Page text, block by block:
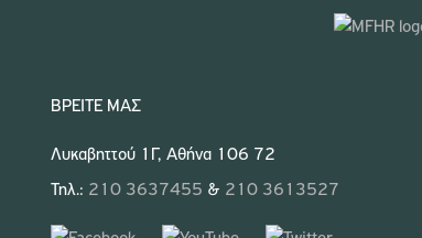
ΒΡΕΊΤΕ ΜΑΣ
Λυκαβηττού 1Γ, Αθήνα 106 72
Τηλ.: 210 3637455 & 210 3613527